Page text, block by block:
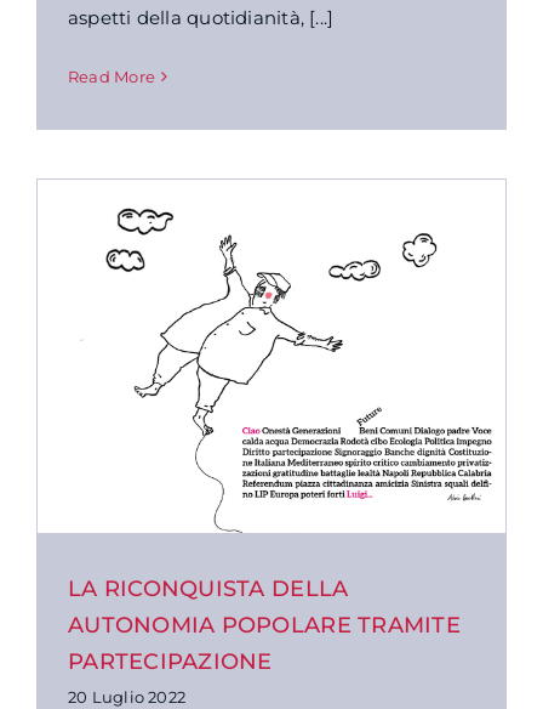
aspetti della quotidianità, [...]
Read More
LA RICONQUISTA DELLA
AUTONOMIA POPOLARE TRAMITE
PARTECIPAZIONE
20 Luglio 2022